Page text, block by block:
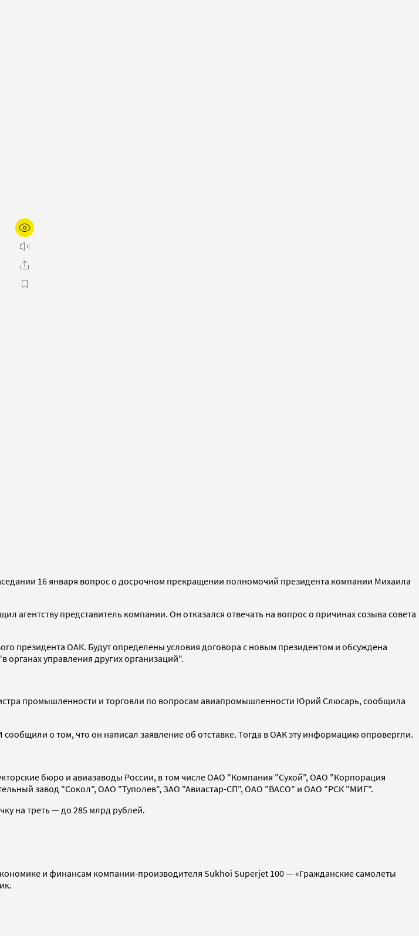
16 января вопрос о досрочном прекращении полномочий президента компании Михаила
представитель компании. Он отказался отвечать на вопрос о причинах созыва совета
президента ОАК. Будут определены условия договора с новым президентом и обсуждена
управления других организаций".
промышленности и торговли по вопросам авиапромышленности Юрий Слюсарь, сообщила
о том, что он написал заявление об отставке. Тогда в ОАК эту информацию опровергли.
бюро и авиазаводы России, в том числе ОАО "Компания "Сухой", ОАО "Корпорация
завод "Сокол", ОАО "Туполев", ЗАО "Авиастар-СП", ОАО "ВАСО" и ОАО "РСК "МИГ".
на треть — до 285 млрд рублей.
и финансам компании-производителя Sukhoi Superjet 100 — «Гражданские самолеты